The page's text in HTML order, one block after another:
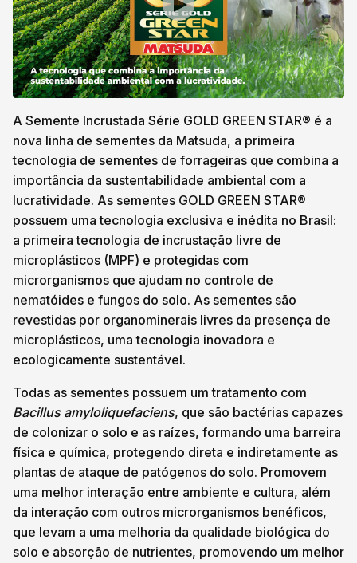
A Semente Incrustada Série GOLD GREEN STAR® é a
nova linha de sementes da Matsuda, a primeira
tecnologia de sementes de forrageiras que combina a
importância da sustentabilidade ambiental com a
lucratividade. As sementes GOLD GREEN STAR®
possuem uma tecnologia exclusiva e inédita no Brasil:
a primeira tecnologia de incrustação livre de
microplásticos (MPF) e protegidas com
microrganismos que ajudam no controle de
nematóides e fungos do solo. As sementes são
revestidas por organominerais livres da presença de
microplásticos, uma tecnologia inovadora e
ecologicamente sustentável.
Todas as sementes possuem um tratamento com
Bacillus amyloliquefaciens, que são bactérias capazes
de colonizar o solo e as raízes, formando uma barreira
física e química, protegendo direta e indiretamente as
plantas de ataque de patógenos do solo. Promovem
uma melhor interação entre ambiente e cultura, além
da interação com outros microrganismos benéficos,
que levam a uma melhoria da qualidade biológica do
solo e absorção de nutrientes, promovendo um melhor